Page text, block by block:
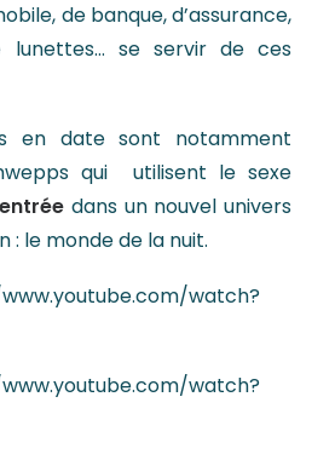
de banque, d’assurance,
lunettes… se servir de ces
en date sont notamment
qui utilisent le sexe
dans un nouvel univers
: le monde de la nuit.
watch?
watch?